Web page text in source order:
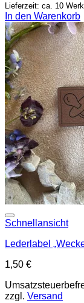
Lieferzeit: ca. 10
In den Warenkorb
Schnellansicht
Lederlabel
1,50 €
zzgl. Versand